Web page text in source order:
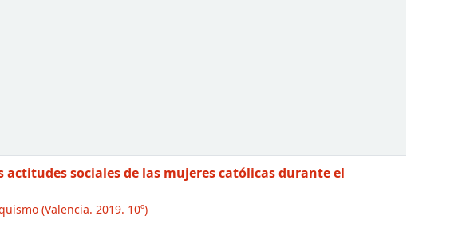
sociales de las mujeres católicas durante el
(Valencia. 2019. 10º)